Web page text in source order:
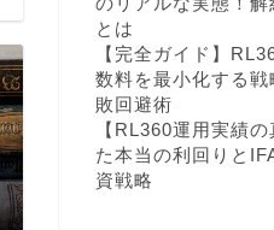
とは
【完全ガイド】
数料を最小化する
敗回避術
【RL360運用実績
た本当の利回りと
資戦略